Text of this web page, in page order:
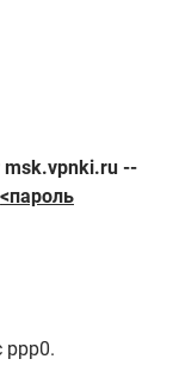
msk.vpnki.ru --
<пароль
ppp0.